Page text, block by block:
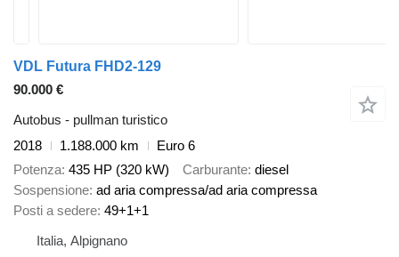
VDL Futura FHD2-129
90.000 €
Autobus - pullman turistico
2018
1.188.000 km
Euro 6
Potenza 435 HP (320 kW) Carburante diesel
Sospensione ad aria compressa/ad aria compressa
Posti a sedere 49+1+1
Italia, Alpignano